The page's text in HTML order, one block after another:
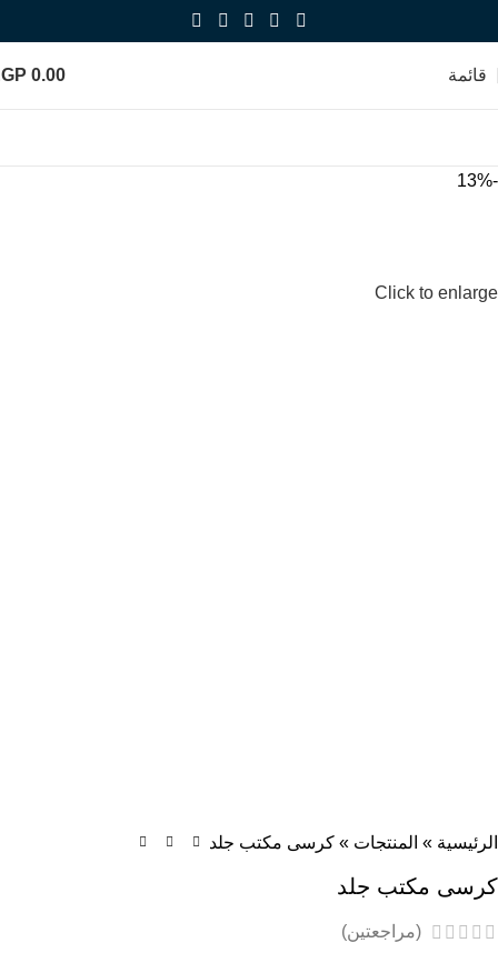
قائمة 0.00
-13%
Click to enlarge
الرئيسية » المنتجات » كرسى مكتب جلد
كرسى مكتب جلد
(مراجعتين)